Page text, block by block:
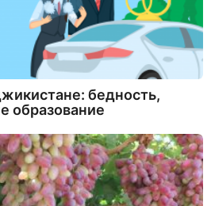
бедность,
образование